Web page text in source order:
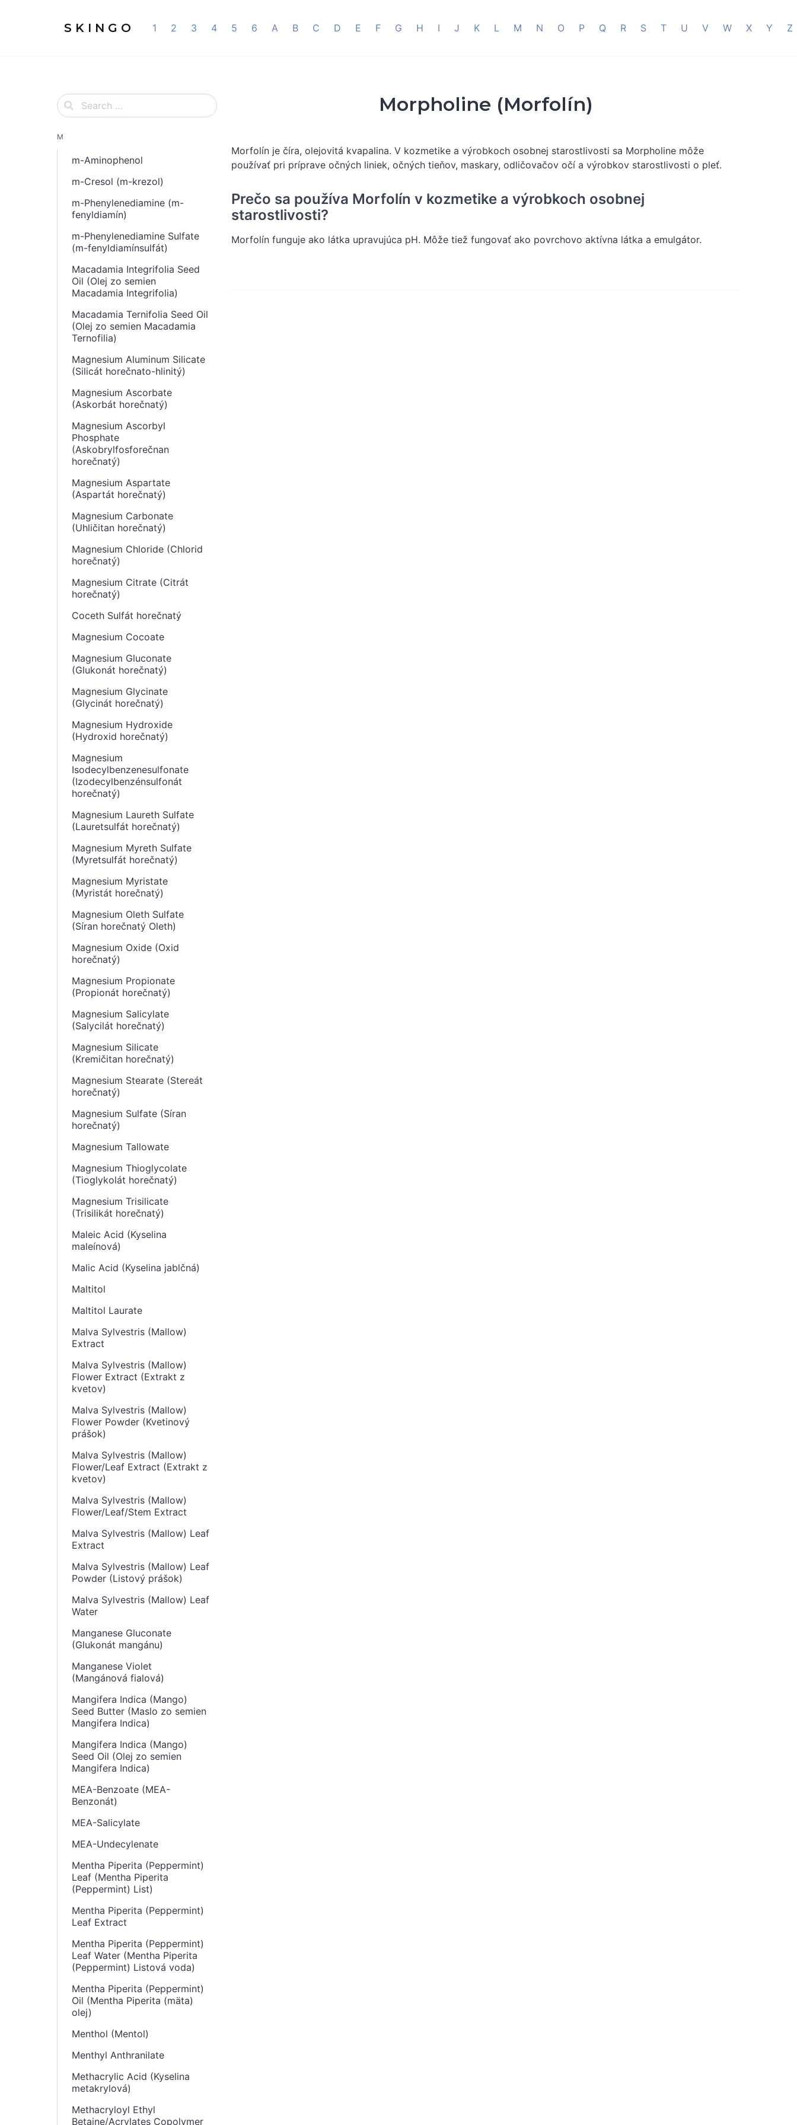
S K I N G O 1 2 3 4 5 6 A B C D E F G H I J K L M N O P Q R S T U V W X Y Z
M
m-Aminophenol
m-Cresol (m-krezol)
m-Phenylenediamine (m-
fenyldiamín)
m-Phenylenediamine Sulfate
(m-fenyldiamínsulfát)
Macadamia Integrifolia Seed
Oil (Olej zo semien
Macadamia Integrifolia)
Macadamia Ternifolia Seed Oil
(Olej zo semien Macadamia
Ternofilia)
Magnesium Aluminum Silicate
(Silicát horečnato-hlinitý)
Magnesium Ascorbate
(Askorbát horečnatý)
Magnesium Ascorbyl
Phosphate
(Askobrylfosforečnan
horečnatý)
Magnesium Aspartate
(Aspartát horečnatý)
Magnesium Carbonate
(Uhličitan horečnatý)
Magnesium Chloride (Chlorid
horečnatý)
Magnesium Citrate (Citrát
horečnatý)
Coceth Sulfát horečnatý
Magnesium Cocoate
Magnesium Gluconate
(Glukonát horečnatý)
Magnesium Glycinate
(Glycinát horečnatý)
Magnesium Hydroxide
(Hydroxid horečnatý)
Magnesium
Isodecylbenzenesulfonate
(Izodecylbenzénsulfonát
horečnatý)
Magnesium Laureth Sulfate
(Lauretsulfát horečnatý)
Magnesium Myreth Sulfate
(Myretsulfát horečnatý)
Magnesium Myristate
(Myristát horečnatý)
Magnesium Oleth Sulfate
(Síran horečnatý Oleth)
Magnesium Oxide (Oxid
horečnatý)
Magnesium Propionate
(Propionát horečnatý)
Magnesium Salicylate
(Salycilát horečnatý)
Magnesium Silicate
(Kremičitan horečnatý)
Magnesium Stearate (Stereát
horečnatý)
Magnesium Sulfate (Síran
horečnatý)
Magnesium Tallowate
Magnesium Thioglycolate
(Tioglykolát horečnatý)
Magnesium Trisilicate
(Trisilikát horečnatý)
Maleic Acid (Kyselina
maleínová)
Malic Acid (Kyselina jablčná)
Maltitol
Maltitol Laurate
Malva Sylvestris (Mallow)
Extract
Malva Sylvestris (Mallow)
Flower Extract (Extrakt z
kvetov)
Malva Sylvestris (Mallow)
Flower Powder (Kvetinový
prášok)
Malva Sylvestris (Mallow)
Flower/Leaf Extract (Extrakt z
kvetov)
Malva Sylvestris (Mallow)
Flower/Leaf/Stem Extract
Malva Sylvestris (Mallow) Leaf
Extract
Malva Sylvestris (Mallow) Leaf
Powder (Listový prášok)
Malva Sylvestris (Mallow) Leaf
Water
Manganese Gluconate
(Glukonát mangánu)
Manganese Violet
(Mangánová fialová)
Mangifera Indica (Mango)
Seed Butter (Maslo zo semien
Mangifera Indica)
Mangifera Indica (Mango)
Seed Oil (Olej zo semien
Mangifera Indica)
MEA-Benzoate (MEA-
Benzonát)
MEA-Salicylate
MEA-Undecylenate
Mentha Piperita (Peppermint)
Leaf (Mentha Piperita
(Peppermint) List)
Mentha Piperita (Peppermint)
Leaf Extract
Mentha Piperita (Peppermint)
Leaf Water (Mentha Piperita
(Peppermint) Listová voda)
Mentha Piperita (Peppermint)
Oil (Mentha Piperita (mäta)
olej)
Menthol (Mentol)
Menthyl Anthranilate
Methacrylic Acid (Kyselina
metakrylová)
Methacryloyl Ethyl
Betaine/Acrylates Copolymer
Morpholine (Morfolín)
Morfolín je číra, olejovitá kvapalina. V kozmetike a výrobkoch osobnej starostlivosti sa Morpholine môže
používať pri príprave očných liniek, očných tieňov, maskary, odličovačov očí a výrobkov starostlivosti o pleť.
Prečo sa používa Morfolín v kozmetike a výrobkoch osobnej
starostlivosti?
Morfolín funguje ako látka upravujúca pH. Môže tiež fungovať ako povrchovo aktívna látka a emulgátor.